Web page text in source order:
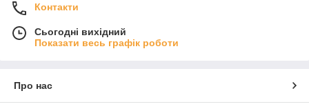
Контакти
Сьогодні вихідний
Показати весь графік роботи
Про нас